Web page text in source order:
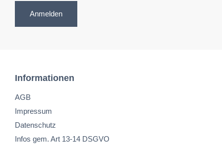
Anmelden
Informationen
AGB
Impressum
Datenschutz
Infos gem. Art 13-14 DSGVO